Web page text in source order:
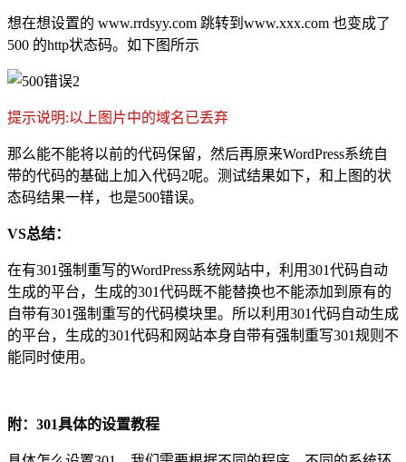
想在想设置的 www.rrdsyy.com 跳转到www.xxx.com 也变成了
500 的http状态码。如下图所示
提示说明:以上图片中的域名已丢弃
那么能不能将以前的代码保留，然后再原来WordPress系统自
带的代码的基础上加入代码2呢。测试结果如下，和上图的状
态码结果一样，也是500错误。
VS总结：
在有301强制重写的WordPress系统网站中，利用301代码自动
生成的平台，生成的301代码既不能替换也不能添加到原有的
自带有301强制重写的代码模块里。所以利用301代码自动生成
的平台，生成的301代码和网站本身自带有强制重写301规则不
能同时使用。
附：301具体的设置教程